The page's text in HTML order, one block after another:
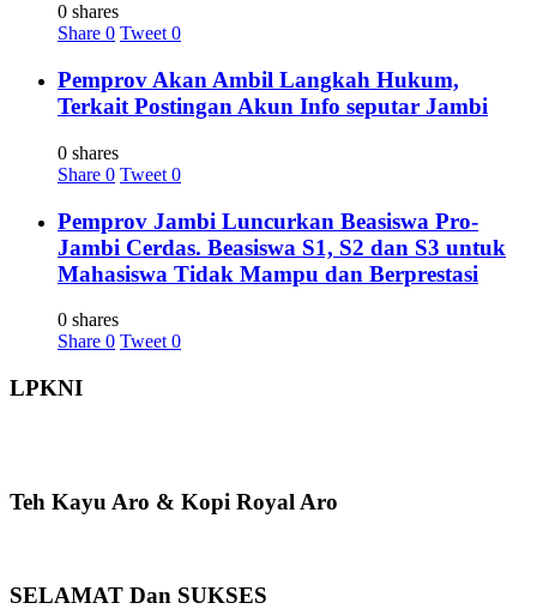
0 shares
Share 0 Tweet 0
Pemprov Akan Ambil Langkah Hukum,
Terkait Postingan Akun Info seputar Jambi
0 shares
Share 0 Tweet 0
Pemprov Jambi Luncurkan Beasiswa Pro-
Jambi Cerdas. Beasiswa S1, S2 dan S3 untuk
Mahasiswa Tidak Mampu dan Berprestasi
0 shares
Share 0 Tweet 0
LPKNI
Teh Kayu Aro & Kopi Royal Aro
SELAMAT Dan SUKSES